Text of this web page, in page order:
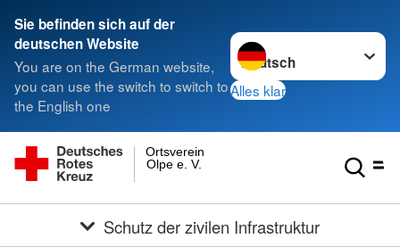
Sie befinden sich auf der
deutschen Website
You are on the German website,
you can use the switch to switch to
the English one
Sprache wechseln zu
Alles klar
Olpe e. V.
Ortsverein
Schutz der zivilen Infrastruktur